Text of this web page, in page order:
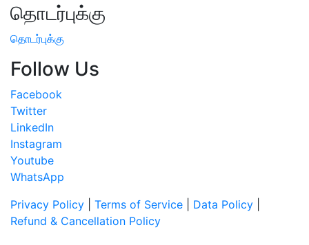
தொடர்புக்கு
தொடர்புக்கு
Follow Us
Facebook
Twitter
LinkedIn
Instagram
Youtube
WhatsApp
Privacy Policy
Terms of Service Data Policy
Refund & Cancellation Policy